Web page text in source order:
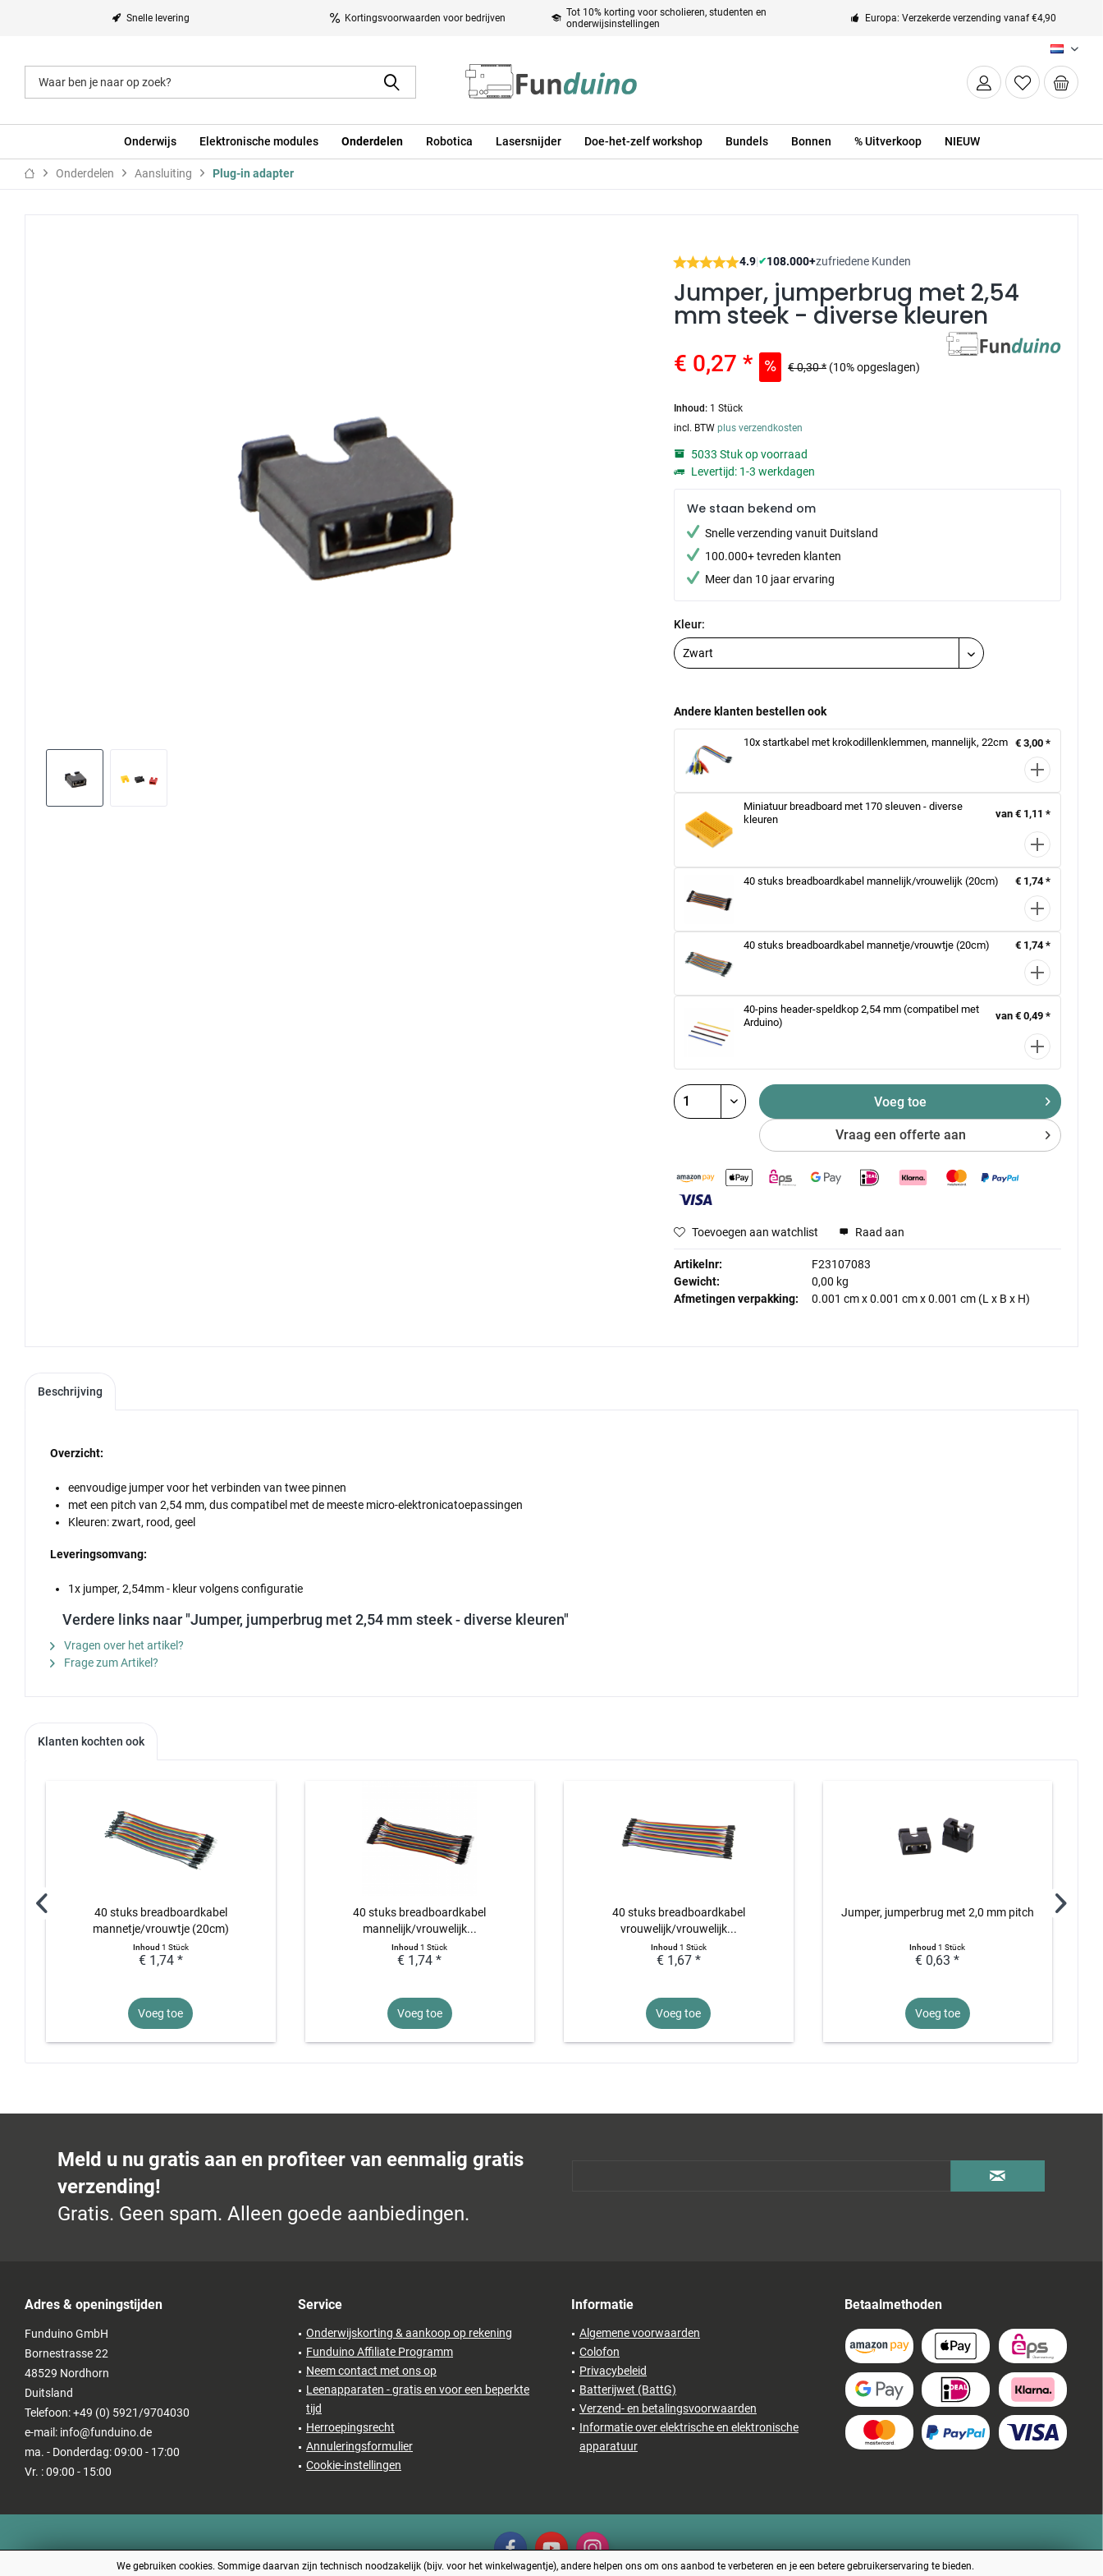
Snelle levering Kortingsvoorwaarden voor bedrijven
Tot 10% korting voor scholieren, studenten en
onderwijsinstellingen
Europa: Verzekerde verzending vanaf €4,90
NL
Onderwijs Elektronische modules Onderdelen Robotica Lasersnijder Doe-het-zelf workshop Bundels Bonnen % Uitverkoop NIEUW
Onderdelen Aansluiting Plug-in adapter
4.9|✔108.000+zufriedene Kunden
Jumper, jumperbrug met 2,54
mm steek - diverse kleuren
€ 0,27 * € 0,30 * (10% opgeslagen)
Inhoud: 1 Stück
incl. BTWplus verzendkosten
5033 Stuk op voorraad
Levertijd: 1-3 werkdagen
We staan bekend om
Snelle verzending vanuit Duitsland
100.000+ tevreden klanten
Meer dan 10 jaar ervaring
Kleur:
Andere klanten bestellen ook
10x startkabel met krokodillenklemmen, mannelijk, 22cm € 3,00 *
Miniatuur breadboard met 170 sleuven - diverse
kleuren
van € 1,11 *
40 stuks breadboardkabel mannelijk/vrouwelijk (20cm) € 1,74 *
40 stuks breadboardkabel mannetje/vrouwtje (20cm) € 1,74 *
40-pins header-speldkop 2,54 mm (compatibel met
Arduino)
van € 0,49 *
Voeg toe
Vraag een offerte aan
Toevoegen aan watchlist Raad aan
Artikelnr:
F23107083
Gewicht:
0,00 kg
Afmetingen verpakking:
0.001 cmx0.001 cmx0.001 cm (L x B x H)
Beschrijving
Overzicht:
eenvoudige jumper voor het verbinden van twee pinnen
met een pitch van 2,54 mm, dus compatibel met de meeste micro-elektronicatoepassingen
Kleuren: zwart, rood, geel
Leveringsomvang:
1x jumper, 2,54mm - kleur volgens configuratie
Verdere links naar "Jumper, jumperbrug met 2,54 mm steek - diverse kleuren"
Vragen over het artikel?
Frage zum Artikel?
Klanten kochten ook
40 stuks breadboardkabel
mannetje/vrouwtje (20cm)
Inhoud 1 Stück
€ 1,74 *
Voeg toe
40 stuks breadboardkabel
mannelijk/vrouwelijk...
Inhoud1 Stück
€ 1,74 *
Voeg toe
40 stuks breadboardkabel
vrouwelijk/vrouwelijk...
Inhoud 1 Stück
€ 1,67 *
Voeg toe
Jumper, jumperbrug met 2,0 mm pitch
Inhoud1 Stück
€ 0,63 *
Voeg toe
Meld u nu gratis aan en profiteer van eenmalig gratis
verzending!
Gratis. Geen spam. Alleen goede aanbiedingen.
Adres & openingstijden
Funduino GmbH
Bornestrasse 22
48529 Nordhorn
Duitsland
Telefoon: +49 (0) 5921/9704030
e-mail: info@funduino.de
ma. - Donderdag: 09:00 - 17:00
Vr. : 09:00 - 15:00
Service
Onderwijskorting & aankoop op rekening
Funduino Affiliate Programm
Neem contact met ons op
Leenapparaten - gratis en voor een beperkte
tijd
Herroepingsrecht
Annuleringsformulier
Cookie-instellingen
Informatie
Algemene voorwaarden
Colofon
Privacybeleid
Batterijwet (BattG)
Verzend- en betalingsvoorwaarden
Informatie over elektrische en elektronische
apparatuur
Betaalmethoden
We gebruiken cookies. Sommige daarvan zijn technisch noodzakelijk (bijv. voor het winkelwagentje), andere helpen ons om ons aanbod te verbeteren en je een betere gebruikerservaring te bieden.